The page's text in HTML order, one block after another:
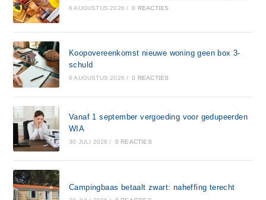
6 AUGUSTUS 2026 / 0 REACTIES
Koopovereenkomst nieuwe woning geen box 3-
schuld
6 AUGUSTUS 2026 / 0 REACTIES
Vanaf 1 september vergoeding voor gedupeerden
WIA
30 JULI 2026 / 0 REACTIES
Campingbaas betaalt zwart: naheffing terecht